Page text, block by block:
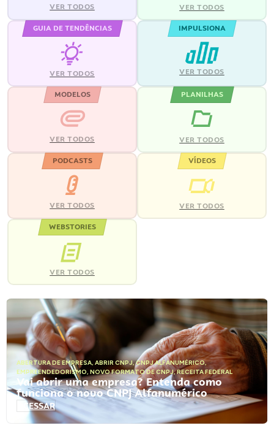
VER TODOS VER TODOS
GUIA DE TENDÊNCIAS
VER TODOS
IMPULSIONA
VER TODOS
MODELOS
VER TODOS
PLANILHAS
VER TODOS
PODCASTS
VER TODOS
VÍDEOS
VER TODOS
WEBSTORIES
VER TODOS
ABERTURA DE EMPRESA, ABRIR CNPJ,CNPJ ALFANUMÉRICO,
EMPREENDEDORISMO, NOVO FORMATO DE CNPJ,RECEITA FEDERAL
Vai abrir uma empresa? Entenda como
funciona o novo CNPJ Alfanumérico
ACESSAR